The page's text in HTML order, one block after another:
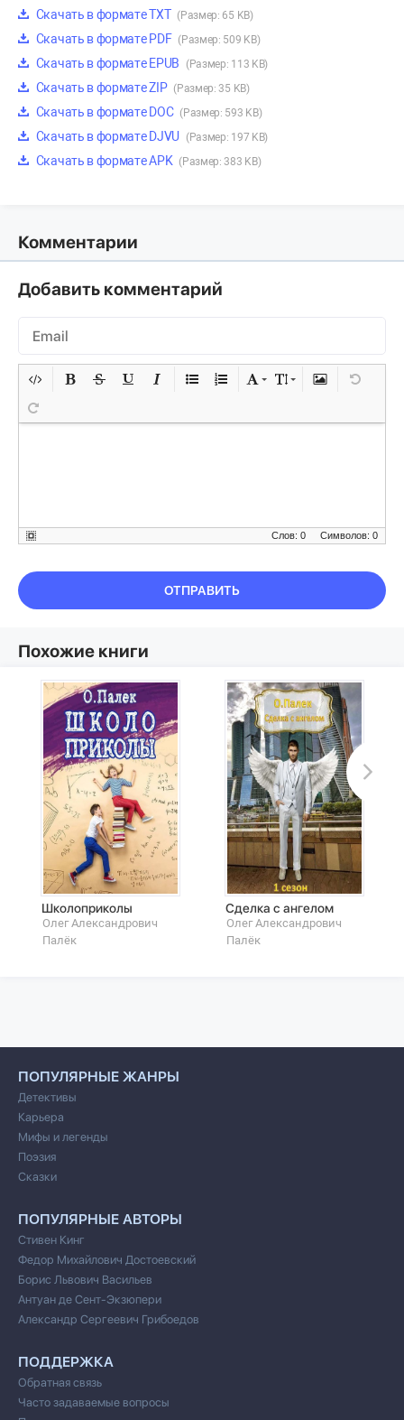
Скачать в формате TXT (Размер: 65 KB)
Скачать в формате PDF (Размер: 509 KB)
Скачать в формате EPUB (Размер: 113 KB)
Скачать в формате ZIP (Размер: 35 KB)
Скачать в формате DOC (Размер: 593 KB)
Скачать в формате DJVU (Размер: 197 KB)
Скачать в формате APK (Размер: 383 KB)
Комментарии
Добавить комментарий
Символов: 0
Слов: 0
ОТПРАВИТЬ
Похожие книги
Школоприколы
Олег Александрович
Палёк
Сделка с ангелом
Олег Александрович
Палёк
ПОПУЛЯРНЫЕ ЖАНРЫ
Детективы
Карьера
Мифы и легенды
Поэзия
Сказки
ПОПУЛЯРНЫЕ АВТОРЫ
Стивен Кинг
Федор Михайлович Достоевский
Борис Львович Васильев
Антуан де Сент-Экзюпери
Александр Сергеевич Грибоедов
ПОДДЕРЖКА
Обратная связь
Часто задаваемые вопросы